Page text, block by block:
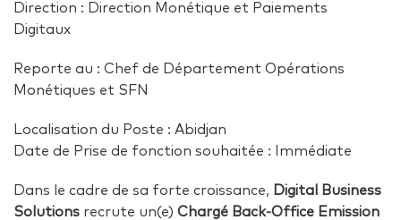
Direction : Direction Monétique et Paiements
Digitaux
Reporte au : Chef de Département Opérations
Monétiques et SFN
Localisation du Poste : Abidjan
Date de Prise de fonction souhaitée : Immédiate
Dans le cadre de sa forte croissance, Digital Business
Solutions recrute un(e) Chargé Back-Office Emission